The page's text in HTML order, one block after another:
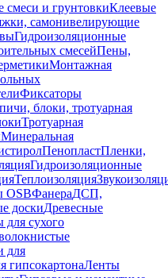
смеси и грунтовкиКлеевые
самонивелирующие
Гидроизоляционные
смесейПены,
Монтажная
Фиксаторы
блоки, тротуарная
Тротуарная
Минеральная
ПенопластПленки,
Гидроизоляционные
Теплоизоляция
OSBФанераДСП,
доскиДревесные
сухого
для
гипсокартонаЛенты